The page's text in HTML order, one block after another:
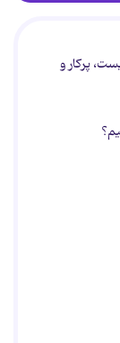
پرکار و